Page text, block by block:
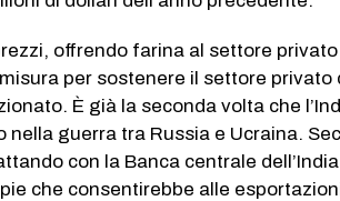
offrendo farina al settore
per sostenere il settore privato
È già la seconda volta che
guerra tra Russia e Ucraina.
con la Banca centrale
che consentirebbe alle